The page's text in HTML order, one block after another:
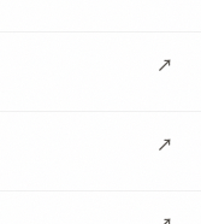
↗
↗